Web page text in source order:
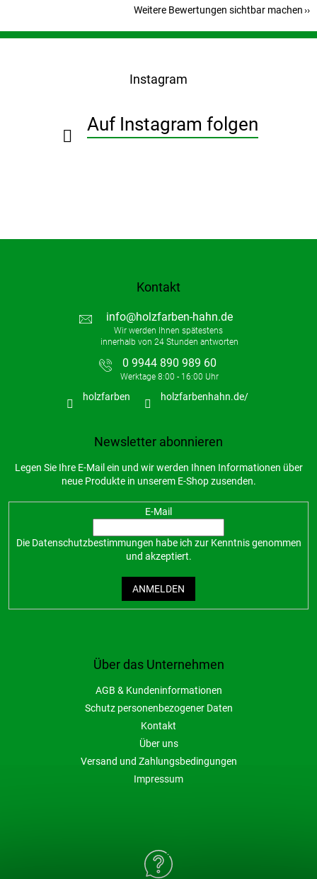
Weitere Bewertungen sichtbar machen
F
Über das Unternehmen
AGB & Kundeninformationen
Schutz personenbezogener Daten
Kontakt
Über uns
Versand und Zahlungsbedingungen
Impressum
Instagram
Auf Instagram folgen
Kontakt
info@holzfarben-hahn.de
0 9944 890 989 60
holzfarben holzfarbenhahn.de/
Newsletter abonnieren
Legen Sie Ihre E-Mail ein und wir werden Ihnen Informationen über
neue Produkte in unserem E-Shop zusenden.
E-Mail
Die Datenschutzbestimmungen habe ich zur Kenntnis genommen
und akzeptiert.
ANMELDEN